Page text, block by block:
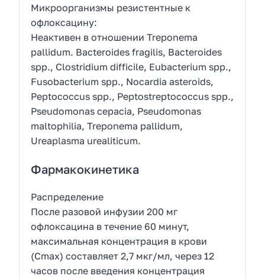
Микроорганизмы резистентные к
офлоксацину:
Неактивен в отношении Treponema
pallidum. Bacteroides fragilis, Bacteroides
spp., Clostridium difficile, Eubacterium spp.,
Fusobacterium spp., Nocardia asteroids,
Peptococcus spp., Peptostreptococcus spp.,
Pseudomonas cepacia, Pseudomonas
maltophilia, Treponema pallidum,
Ureaplasma urealiticum.
Фармакокинетика
Распределение
После разовой инфузии 200 мг
офлоксацина в течение 60 минут,
максимальная концентрация в крови
(Cmax) составляет 2,7 мкг/мл, через 12
часов после введения концентрация